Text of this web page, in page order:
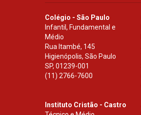
Colégio - São Paulo
Infantil, Fundamental e
Médio
Rua Itambé, 145
Higienópolis, São Paulo
SP, 01239-001
(11) 2766-7600
Instituto Cristão - Castro